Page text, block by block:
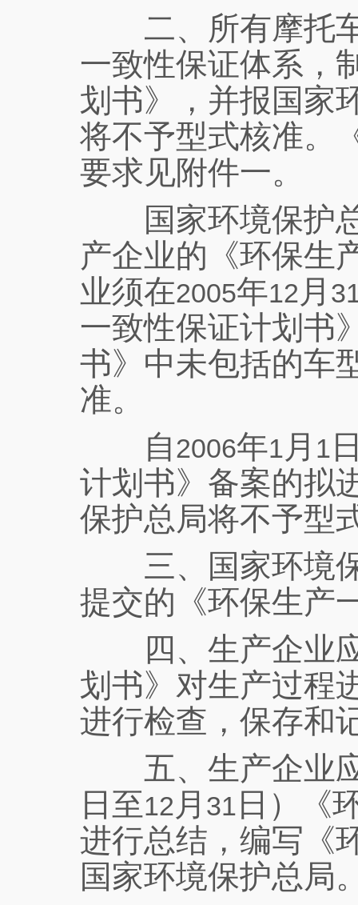
二、所有摩托车
一致性保证体系，
划书》，并报国家
将不予型式核准。
要求见附件一。
国家环境保护
产企业的《环保生
业须在2005年12月
一致性保证计划书
书》中未包括的车
准。
自2006年1月 1
计划书》备案的拟
保护总局将不予型
三、国家环境
提交的《环保生产
四、生产企业应
划书》对生产过程
进行检查，保存和
五、生产企业
日至12月 31 日）《
进行总结，编写《
国家环境保护总局